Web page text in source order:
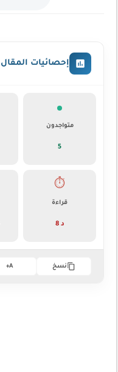
إحصائيات المقال
متواجدون
5
⏱️
قراءة
8 د
نسخ A+